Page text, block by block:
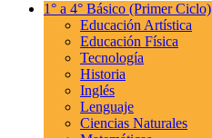
1° a 4° Básico (Primer Ciclo)
Educación Artística
Educación Física
Tecnología
Historia
Inglés
Lenguaje
Ciencias Naturales